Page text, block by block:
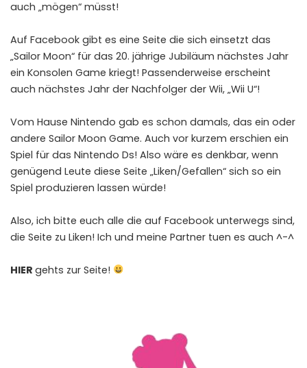
auch „mögen“ müsst!
Auf Facebook gibt es eine Seite die sich einsetzt das
„Sailor Moon“ für das 20. jährige Jubiläum nächstes Jahr
ein Konsolen Game kriegt! Passenderweise erscheint
auch nächstes Jahr der Nachfolger der Wii, „Wii U“!
Vom Hause Nintendo gab es schon damals, das ein oder
andere Sailor Moon Game. Auch vor kurzem erschien ein
Spiel für das Nintendo Ds! Also wäre es denkbar, wenn
genügend Leute diese Seite „Liken/Gefallen“ sich so ein
Spiel produzieren lassen würde!
Also, ich bitte euch alle die auf Facebook unterwegs sind,
die Seite zu Liken! Ich und meine Partner tuen es auch ^-^
HIER gehts zur Seite!